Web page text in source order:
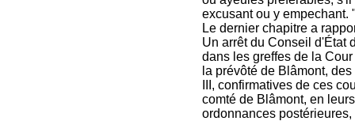
excusant ou y empechant.
Le dernier chapitre a
Un arrêt du Conseil d'État
dans les greffes de la
la prévôté de Blâmont,
III, confirmatives de ces
comté de Blâmont, en
ordonnances